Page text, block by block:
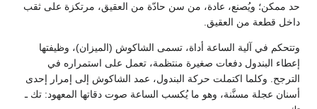
حد ممكن؛ ويُصنع، عادة، من سن حادّة من العقيق، مرتكزة على ثقب
داخل قطعة من العقيق.
وتتحكم في آلية الساعة أداة، تسمى الشاكوش (الميزان)، وظيفتها
إعطاء البندول دفعات صغيرة منتظمة، تعمل على استمراره في
الترجح. وكلما اكتملت حركة البندول، عمد الشاكوش إلى إمرار إحدى
أسنان عجلة مسنَّنة، وهو ما يُكسب الساعة صوت دقاتها المعهود: تك ـ